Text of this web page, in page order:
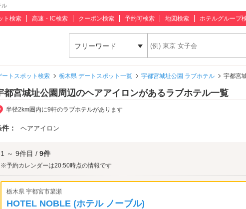
ル
ト検索 高速・IC検索 クーポン検索 予約可検索 地図検索 ホテルグループ
フリーワード
ートスポット検索 栃木県 デートスポット一覧 宇都宮城址公園 ラブホテル 宇都宮
都宮城址公園周辺のヘアアイロンがあるラブホテル一覧
半径2km圏内に9軒のラブホテルがあります
： ヘアアイロン
1 ～ 9件目 / 9件
※予約カレンダーは20:50時点の情報です
栃木県 宇都宮市簗瀬
HOTEL NOBLE (ホテル ノーブル)